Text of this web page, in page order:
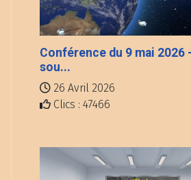
Conférence du 9 mai 2026
sou...
26 Avril 2026
Clics : 47466